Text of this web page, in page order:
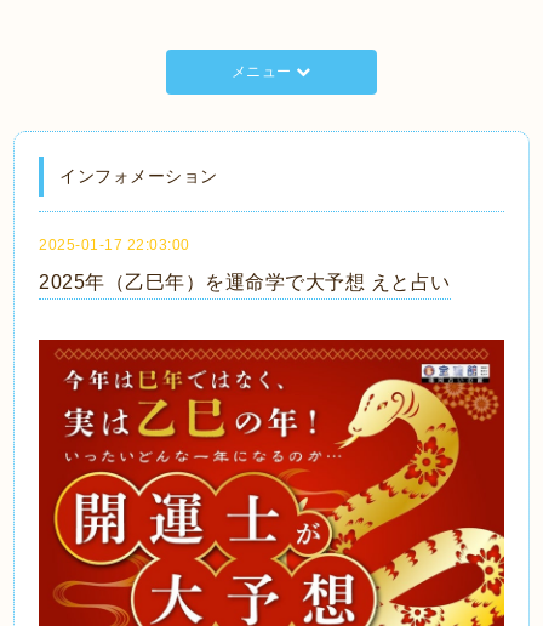
メニュー
インフォメーション
2025-01-17 22:03:00
2025年（乙巳年）を運命学で大予想 えと占い